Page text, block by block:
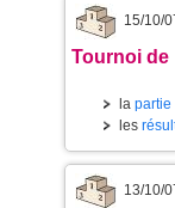
15/10/
Tournoi de
la partie
les
13/10/